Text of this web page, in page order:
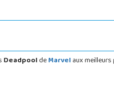
DeadpooldeMarvelaux meilleurs